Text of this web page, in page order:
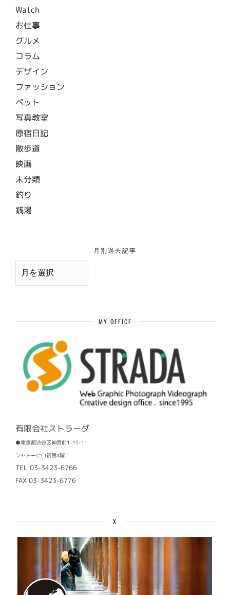
Watch
お仕事
グルメ
コラム
デザイン
ファッション
ペット
写真教室
原宿日記
散歩道
映画
未分類
釣り
銭湯
月別過去記事
月
MY OFFICE
有限会社ストラーダ
●東京都渋谷区神宮前1-15-11
シャトーヒロ新館4階
TEL 03-3423-6766
FAX 03-3423-6776
X